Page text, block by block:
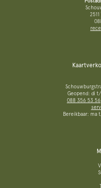
Geopend: di
088 356 53 56
Bereikbaar: ma